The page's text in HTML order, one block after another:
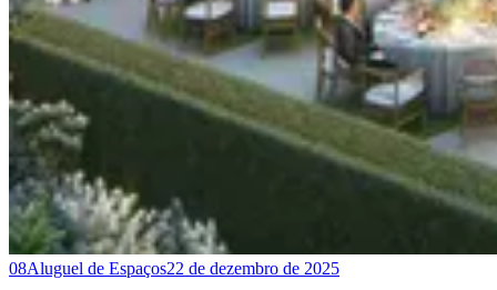
08Aluguel de Espaços22 de dezembro de 2025